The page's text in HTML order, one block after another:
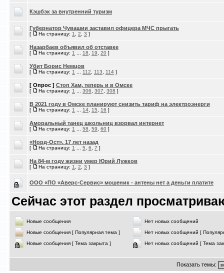
Кэшбэк за внутренний туризм
Губернатор Чувашии заставил офицера МЧС прыгать
[ На страницу: 1 2 3 ]
Назарбаев объявил об отставке
[ На страницу: 1 18 19 20 ]
Убит Борис Немцов
[ На страницу: 1 112 113 114 ]
[ Опрос ] Стоп Хам, теперь и в Омске
[ На страницу: 1 306 307 308 ]
В 2021 году в Омске планируют снизить тариф на электроэнерги
[ На страницу: 1 14 15 16 ]
Аморальный танец школьниц взорвал интернет
[ На страницу: 1 58 59 60 ]
«Норд-Ост». 17 лет назад
[ На страницу: 1 5 6 7 ]
На 84-м году жизни умер Юрий Лужков
[ На страницу: 1 2 3 ]
ООО «ПО «Аверс-Сервис» мошеник - антены нет а деньги платите
Сейчас этот раздел
Новые сообщения
Нет новых сообщений
Новые сообщения [ Популярная тема ]
Нет новых сообщений [
Новые сообщения [ Тема закрыта ]
Нет новых сообщений [ Тема
Показать темы: